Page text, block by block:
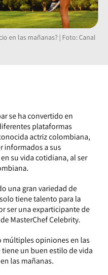
en las mañanas? | Foto: Canal
se ha convertido en
plataformas
actriz colombiana,
informados a sus
su vida cotidiana, al ser
una gran variedad de
tiene talento para la
ser una exparticipante de
MasterChef Celebrity.
múltiples opiniones en las
un buen estilo de vida
las mañanas.